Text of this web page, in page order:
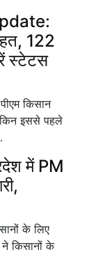
122
स्टेटस
किसान
इससे पहले
में PM
के लिए
किसानों के